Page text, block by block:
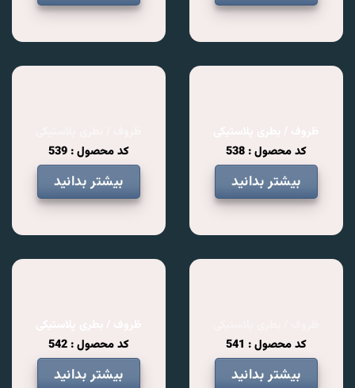
کد محصول : 538
بیشتر بدانید
کد محصول : 539
بیشتر بدانید
کد محصول : 541
بیشتر بدانید
کد محصول : 542
بیشتر بدانید